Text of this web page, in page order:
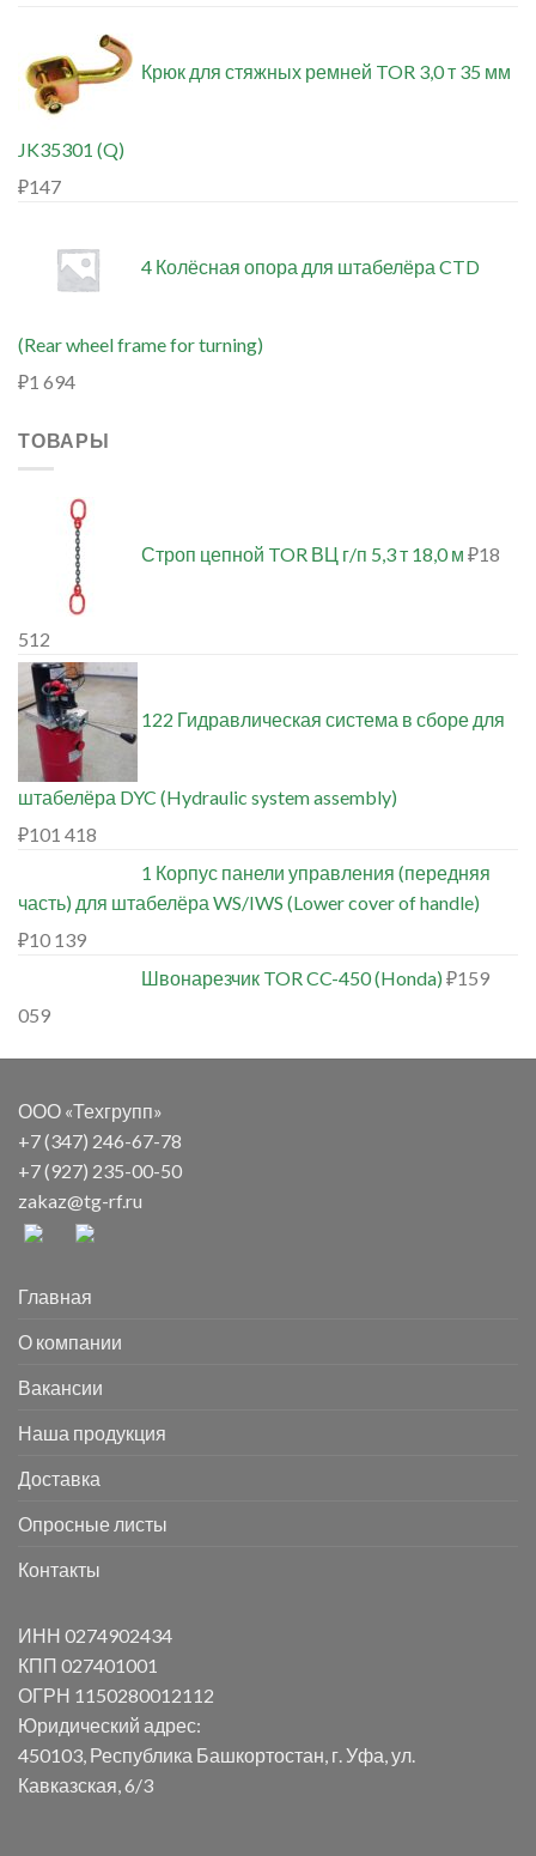
Крюк для стяжных ремней TOR 3,0 т 35 мм
JK35301 (Q)
₽147
4 Колёсная опора для штабелёра CTD
(Rear wheel frame for turning)
₽1 694
ТОВАРЫ
Строп цепной TOR ВЦ г/п 5,3 т 18,0 м ₽18
512
122 Гидравлическая система в сборе для
штабелёра DYC (Hydraulic system assembly)
₽101 418
1 Корпус панели управления (передняя
часть) для штабелёра WS/IWS (Lower cover of handle)
₽10 139
Швонарезчик TOR CC-450 (Honda) ₽159
059
ООО «Техгрупп»
+7 (347) 246-67-78
+7 (927) 235-00-50
zakaz@tg-rf.ru
Главная
О компании
Вакансии
Наша продукция
Доставка
Опросные листы
Контакты
ИНН 0274902434
КПП 027401001
ОГРН 1150280012112
Юридический адрес:
450103, Республика Башкортостан, г. Уфа, ул.
Кавказская, 6/3